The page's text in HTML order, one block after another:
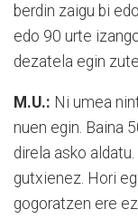
berdin zaigu bi
edo 90 urte
dezatela egin
M.U.: Ni umea
nuen egin. Baina
direla asko
gutxienez. Hori
gogoratzen ere